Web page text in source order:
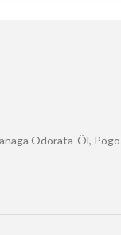
Odorata-Öl,